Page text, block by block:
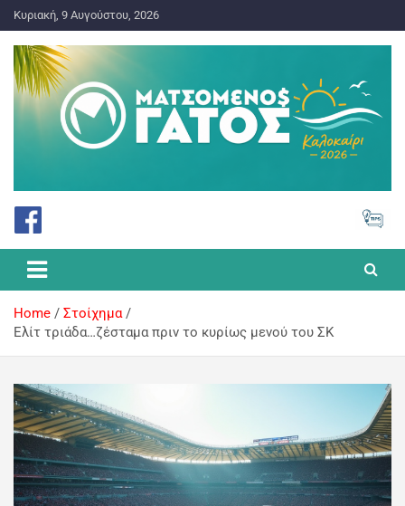
Κυριακή, 9 Αυγούστου, 2026
Ματσωμένος Γάτος – Όλα για
το Στοίχημα
Home
Στοίχημα
Ελίτ τριάδα…ζέσταμα πριν το κυρίως μενού του ΣΚ